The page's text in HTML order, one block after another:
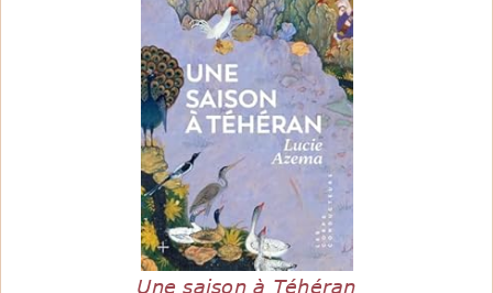
Une saison à Téhéran